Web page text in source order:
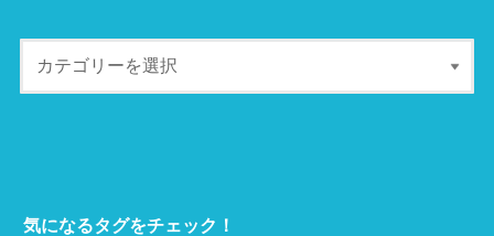
気になるタグをチェック！